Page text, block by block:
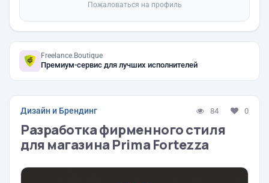
Пожаловаться на профиль
Freelance.Boutique
Премиум-сервис для лучших исполнителей
Дизайн и Брендинг 84 0
Разработка фирменного стиля
для магазина Prima Fortezza